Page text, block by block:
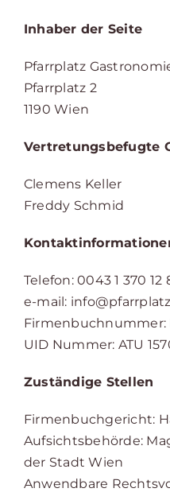
Inhaber der Seite
Pfarrplatz
Pfarrplatz 2
1190 Wien
Vertretungsbefugte
Clemens Keller
Freddy Schmid
Telefon: 0043 1 370 12
e-mail:
Firmenbuchnummer:
UID Nummer: ATU
Zuständige Stellen
Firmenbuchgericht:
Aufsichtsbehörde:
der Stadt Wien
Anwendbare